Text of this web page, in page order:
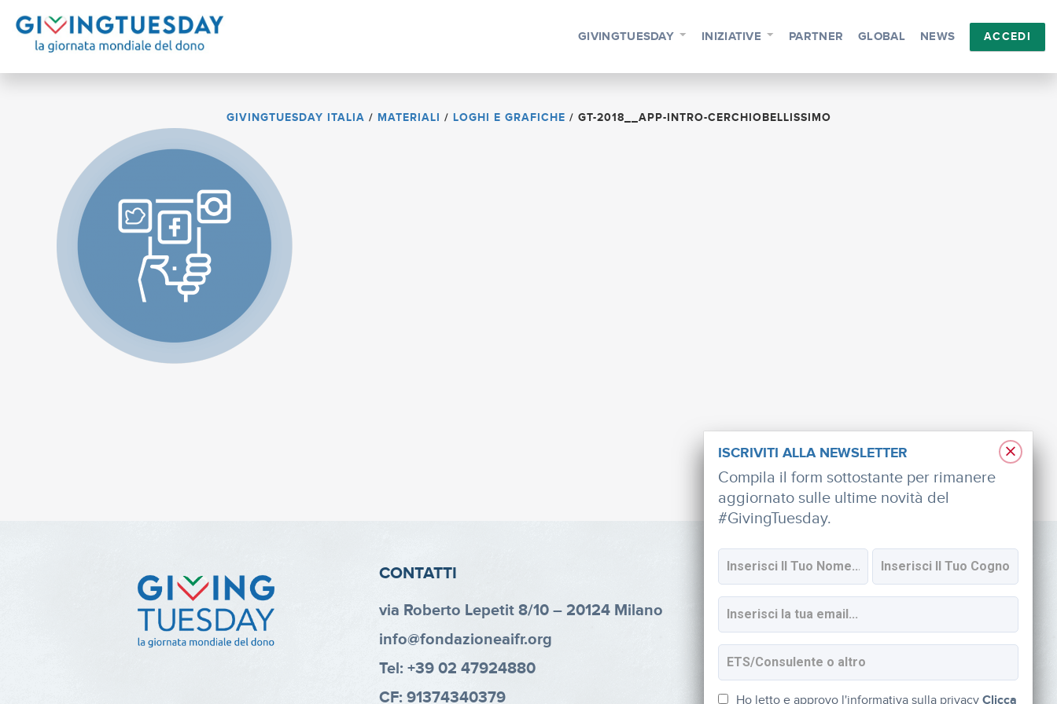
GIVINGTUESDAY INIZIATIVE PARTNER GLOBAL NEWS ACCEDI
GIVINGTUESDAY ITALIA / MATERIALI / LOGHI E GRAFICHE / GT-2018__APP-INTRO-CERCHIOBELLISSIMO
CONTATTI
via Roberto Lepetit 8/10 – 20124 Milano
info@fondazioneaifr.org
Tel: +39 02 47924880
CF: 91374340379
SOCIAL
Iscriviti alla newsletter
×
ISCRIVITI ALLA NEWSLETTER
Compila il form sottostante per rimanere
aggiornato sulle ultime novità del
#GivingTuesday.
Ho letto e approvo l'informativa sulla privacyClicca